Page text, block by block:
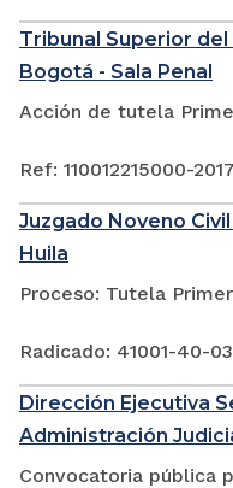
Tribunal Superior
Bogotá - Sala Penal
Acción de tutela
Ref: 110012215000-
Juzgado Noveno
Huila
Proceso: Tutela
Radicado: 41001-40-
Dirección Ejecutiva
Administración
Convocatoria pública